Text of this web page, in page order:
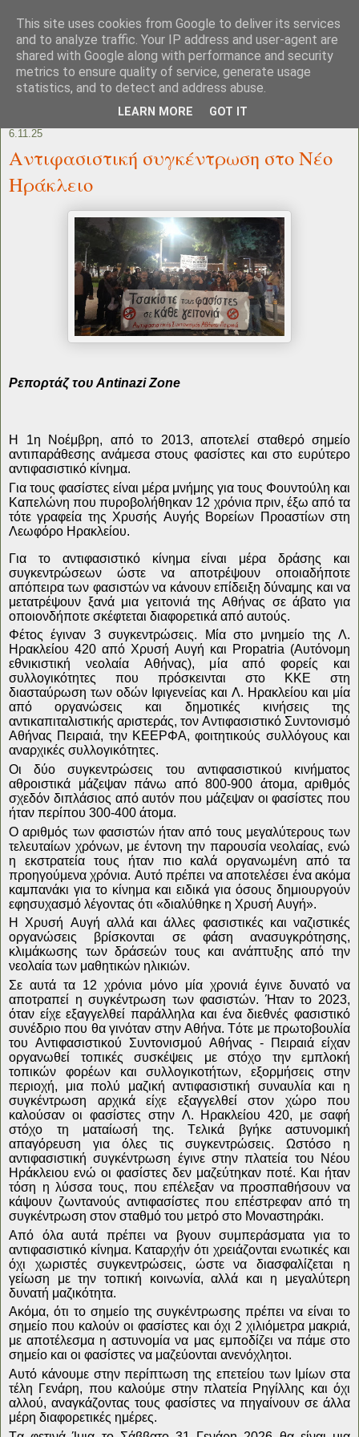
6.11.25
Αντιφασιστική συγκέντρωση στο Νέο
Ηράκλειο
Ρεπορτάζ του Antinazi Zone
Η 1η Νοέμβρη, από το 2013, αποτελεί σταθερό σημείο
αντιπαράθεσης ανάμεσα στους φασίστες και στο ευρύτερο
αντιφασιστικό κίνημα.
Για τους φασίστες είναι μέρα μνήμης για τους Φουντούλη και
Καπελώνη που πυροβολήθηκαν 12 χρόνια πριν, έξω από τα
τότε γραφεία της Χρυσής Αυγής Βορείων Προαστίων στη
Λεωφόρο Ηρακλείου.
Για το αντιφασιστικό κίνημα είναι μέρα δράσης και
συγκεντρώσεων ώστε να αποτρέψουν οποιαδήποτε
απόπειρα των φασιστών να κάνουν επίδειξη δύναμης και να
μετατρέψουν ξανά μια γειτονιά της Αθήνας σε άβατο για
οποιονδήποτε σκέφτεται διαφορετικά από αυτούς.
Φέτος έγιναν 3 συγκεντρώσεις. Μία στο μνημείο της Λ.
Ηρακλείου 420 από Χρυσή Αυγή και Propatria (Αυτόνομη
εθνικιστική νεολαία Αθήνας), μία από φορείς και
συλλογικότητες που πρόσκεινται στο ΚΚΕ στη
διασταύρωση των οδών Ιφιγενείας και Λ. Ηρακλείου και μία
από οργανώσεις και δημοτικές κινήσεις της
αντικαπιταλιστικής αριστεράς, τον Αντιφασιστικό Συντονισμό
Αθήνας Πειραιά, την ΚΕΕΡΦΑ, φοιτητικούς συλλόγους και
αναρχικές συλλογικότητες.
Οι δύο συγκεντρώσεις του αντιφασιστικού κινήματος
αθροιστικά μάζεψαν πάνω από 800-900 άτομα, αριθμός
σχεδόν διπλάσιος από αυτόν που μάζεψαν οι φασίστες που
ήταν περίπου 300-400 άτομα.
Ο αριθμός των φασιστών ήταν από τους μεγαλύτερους των
τελευταίων χρόνων, με έντονη την παρουσία νεολαίας, ενώ
η εκστρατεία τους ήταν πιο καλά οργανωμένη από τα
προηγούμενα χρόνια. Αυτό πρέπει να αποτελέσει ένα ακόμα
καμπανάκι για το κίνημα και ειδικά για όσους δημιουργούν
εφησυχασμό λέγοντας ότι «διαλύθηκε η Χρυσή Αυγή».
Η Χρυσή Αυγή αλλά και άλλες φασιστικές και ναζιστικές
οργανώσεις βρίσκονται σε φάση ανασυγκρότησης,
κλιμάκωσης των δράσεών τους και ανάπτυξης από την
νεολαία των μαθητικών ηλικιών.
Σε αυτά τα 12 χρόνια μόνο μία χρονιά έγινε δυνατό να
αποτραπεί η συγκέντρωση των φασιστών. Ήταν το 2023,
όταν είχε εξαγγελθεί παράλληλα και ένα διεθνές φασιστικό
συνέδριο που θα γινόταν στην Αθήνα. Τότε με πρωτοβουλία
του Αντιφασιστικού Συντονισμού Αθήνας - Πειραιά είχαν
οργανωθεί τοπικές συσκέψεις με στόχο την εμπλοκή
τοπικών φορέων και συλλογικοτήτων, εξορμήσεις στην
περιοχή, μια πολύ μαζική αντιφασιστική συναυλία και η
συγκέντρωση αρχικά είχε εξαγγελθεί στον χώρο που
καλούσαν οι φασίστες στην Λ. Ηρακλείου 420, με σαφή
στόχο τη ματαίωσή της. Τελικά βγήκε αστυνομική
απαγόρευση για όλες τις συγκεντρώσεις. Ωστόσο η
αντιφασιστική συγκέντρωση έγινε στην πλατεία του Νέου
Ηράκλειου ενώ οι φασίστες δεν μαζεύτηκαν ποτέ. Και ήταν
τόση η λύσσα τους, που επέλεξαν να προσπαθήσουν να
κάψουν ζωντανούς αντιφασίστες που επέστρεφαν από τη
συγκέντρωση στον σταθμό του μετρό στο Μοναστηράκι.
Από όλα αυτά πρέπει να βγουν συμπεράσματα για το
αντιφασιστικό κίνημα. Καταρχήν ότι χρειάζονται ενωτικές και
όχι χωριστές συγκεντρώσεις, ώστε να διασφαλίζεται η
γείωση με την τοπική κοινωνία, αλλά και η μεγαλύτερη
δυνατή μαζικότητα.
Ακόμα, ότι το σημείο της συγκέντρωσης πρέπει να είναι το
σημείο που καλούν οι φασίστες και όχι 2 χιλιόμετρα μακριά,
με αποτέλεσμα η αστυνομία να μας εμποδίζει να πάμε στο
σημείο και οι φασίστες να μαζεύονται ανενόχλητοι.
Αυτό κάνουμε στην περίπτωση της επετείου των Ιμίων στα
τέλη Γενάρη, που καλούμε στην πλατεία Ρηγίλλης και όχι
αλλού, αναγκάζοντας τους φασίστες να πηγαίνουν σε άλλα
μέρη διαφορετικές ημέρες.
This site uses cookies from Google to deliver its services
and to analyze traffic. Your IP address and user-agent are
shared with Google along with performance and security
metrics to ensure quality of service, generate usage
statistics, and to detect and address abuse.
LEARN MORE GOT IT